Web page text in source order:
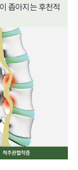
좁아지는 후천적